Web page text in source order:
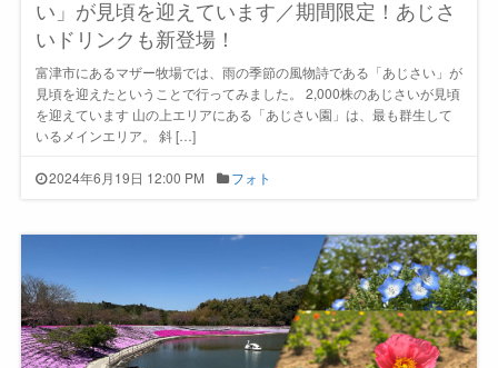
い」が見頃を迎えています／期間限定！あじさ
いドリンクも新登場！
富津市にあるマザー牧場では、雨の季節の風物詩である「あじさい」が
見頃を迎えたということで行ってみました。 2,000株のあじさいが見頃
を迎えています 山の上エリアにある「あじさい園」は、最も群生して
いるメインエリア。 斜 […]
2024年6月19日 12:00 PM フォト